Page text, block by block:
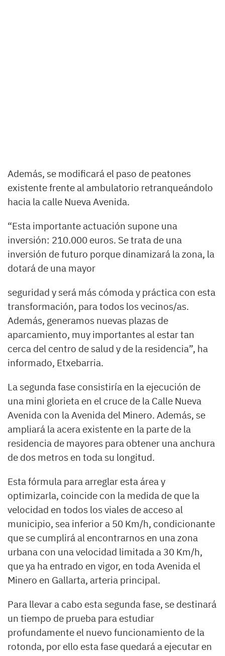
Además, se modificará el paso de peatones
existente frente al ambulatorio retranqueándolo
hacia la calle Nueva Avenida.
“Esta importante actuación supone una
inversión: 210.000 euros. Se trata de una
inversión de futuro porque dinamizará la zona, la
dotará de una mayor
seguridad y será más cómoda y práctica con esta
transformación, para todos los vecinos/as.
Además, generamos nuevas plazas de
aparcamiento, muy importantes al estar tan
cerca del centro de salud y de la residencia”, ha
informado, Etxebarria.
La segunda fase consistiría en la ejecución de
una mini glorieta en el cruce de la Calle Nueva
Avenida con la Avenida del Minero. Además, se
ampliará la acera existente en la parte de la
residencia de mayores para obtener una anchura
de dos metros en toda su longitud.
Esta fórmula para arreglar esta área y
optimizarla, coincide con la medida de que la
velocidad en todos los viales de acceso al
municipio, sea inferior a 50 Km/h, condicionante
que se cumplirá al encontrarnos en una zona
urbana con una velocidad limitada a 30 Km/h,
que ya ha entrado en vigor, en toda Avenida el
Minero en Gallarta, arteria principal.
Para llevar a cabo esta segunda fase, se destinará
un tiempo de prueba para estudiar
profundamente el nuevo funcionamiento de la
rotonda, por ello esta fase quedará a ejecutar en